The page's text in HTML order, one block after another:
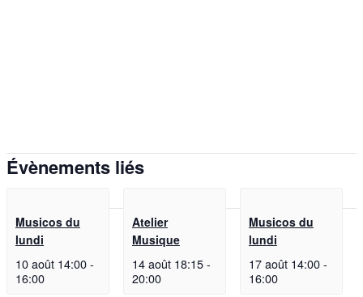
Évènements liés
Musicos du
lundi
10 août 14:00-
16:00
Atelier
Musique
14 août 18:15-
20:00
Musicos du
lundi
17 août 14:00-
16:00